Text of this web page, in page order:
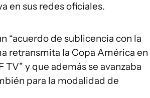
en sus redes oficiales.
“acuerdo de sublicencia con la
retransmita la Copa América en
y que además se avanzaba
para la modalidad de